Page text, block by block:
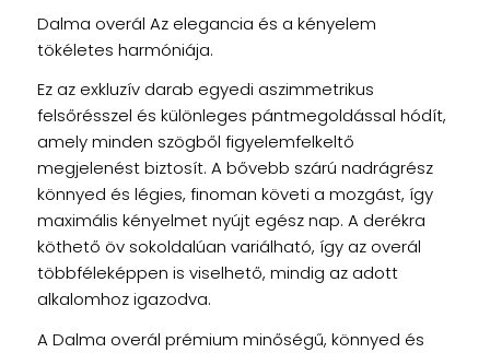
Dalma overál Az elegancia és a kényelem
tökéletes harmóniája.
Ez az exkluzív darab egyedi aszimmetrikus
felsőrésszel és különleges pántmegoldással hódít,
amely minden szögből figyelemfelkeltő
megjelenést biztosít. A bővebb szárú nadrágrész
könnyed és légies, finoman követi a mozgást, így
maximális kényelmet nyújt egész nap. A derékra
köthető öv sokoldalúan variálható, így az overál
többféleképpen is viselhető, mindig az adott
alkalomhoz igazodva.
A Dalma overál prémium minőségű, könnyed és